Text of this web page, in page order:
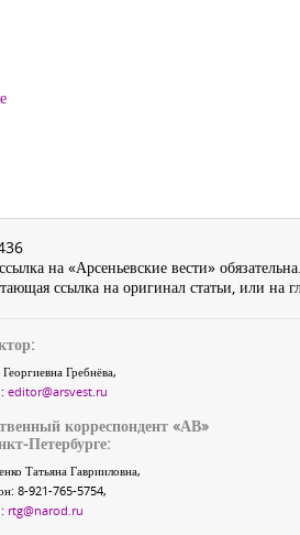
на «Арсеньевские вести» обязательна.
ссылка на оригинал статьи, или на
Гребнёва,
editor@arsvest.ru
корреспондент «АВ»
Петербурге:
Татьяна Гаврииловна,
8-921-765-5754,
rtg@narod.ru